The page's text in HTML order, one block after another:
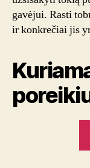
gavėjui. Rasti
ir konkrečiai jis